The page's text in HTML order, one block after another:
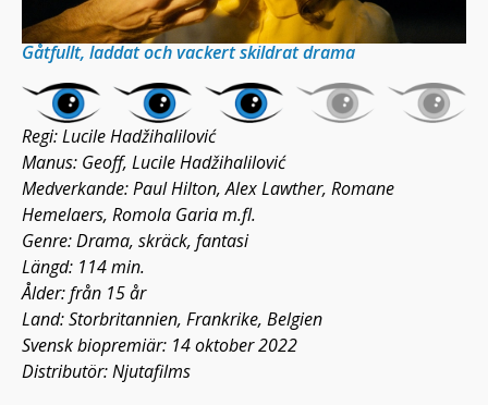
Gåtfullt, laddat och vackert skildrat drama
Regi: Lucile Hadžihalilović
Manus: Geoff, Lucile Hadžihalilović
Medverkande: Paul Hilton, Alex Lawther, Romane
Hemelaers, Romola Garia m.fl.
Genre: Drama, skräck, fantasi
Längd: 114 min.
Ålder: från 15 år
Land: Storbritannien, Frankrike, Belgien
Svensk biopremiär: 14 oktober 2022
Distributör: Njutafilms